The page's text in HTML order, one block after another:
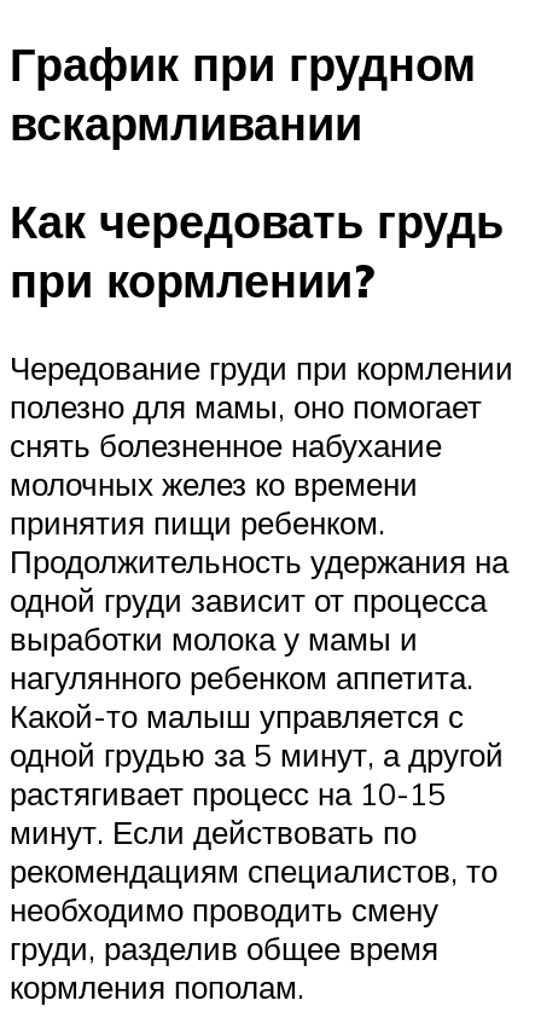
График при грудном
вскармливании
Как чередовать грудь
при кормлении?
Чередование груди при кормлении
полезно для мамы, оно помогает
снять болезненное набухание
молочных желез ко времени
принятия пищи ребенком.
Продолжительность удержания на
одной груди зависит от процесса
выработки молока у мамы и
нагулянного ребенком аппетита.
Какой-то малыш управляется с
одной грудью за 5 минут, а другой
растягивает процесс на 10-15
минут. Если действовать по
рекомендациям специалистов, то
необходимо проводить смену
груди, разделив общее время
кормления пополам.